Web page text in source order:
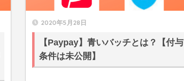
2020年5月28日
【Paypay】青いバッチとは？【付与
条件は未公開】